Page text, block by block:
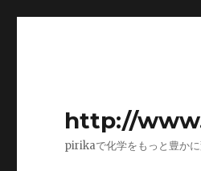
http://
pirikaで化学をもっと豊かに